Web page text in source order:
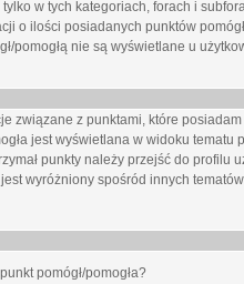
tylko w tych kategoriach, forach i
o ilości posiadanych punktów
pomogłą nie są wyświetlane u
związane z punktami, które
jest wyświetlana w widoku
punkty należy przejść do
jest wyróżniony spośród innych
pomógł/pomogła?